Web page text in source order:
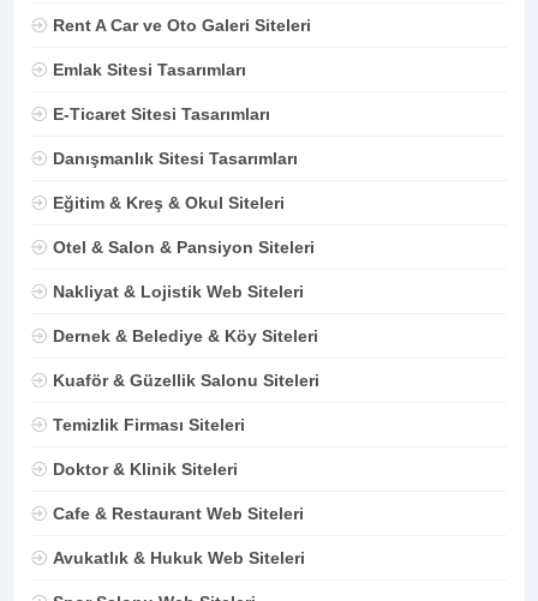
Rent A Car ve Oto Galeri Siteleri
Emlak Sitesi Tasarımları
E-Ticaret Sitesi Tasarımları
Danışmanlık Sitesi Tasarımları
Eğitim & Kreş & Okul Siteleri
Otel & Salon & Pansiyon Siteleri
Nakliyat & Lojistik Web Siteleri
Dernek & Belediye & Köy Siteleri
Kuaför & Güzellik Salonu Siteleri
Temizlik Firması Siteleri
Doktor & Klinik Siteleri
Cafe & Restaurant Web Siteleri
Avukatlık & Hukuk Web Siteleri